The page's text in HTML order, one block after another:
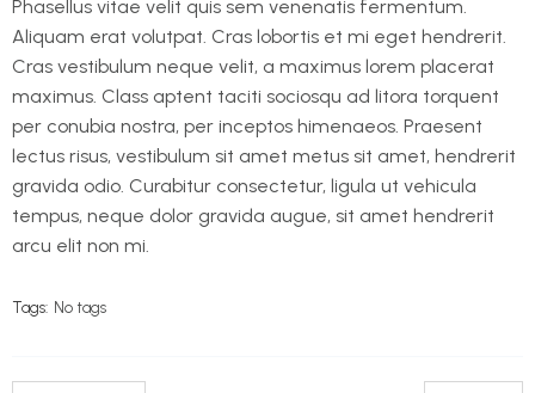
Phasellus vitae velit quis sem venenatis fermentum.
Aliquam erat volutpat. Cras lobortis et mi eget hendrerit.
Cras vestibulum neque velit, a maximus lorem placerat
maximus. Class aptent taciti sociosqu ad litora torquent
per conubia nostra, per inceptos himenaeos. Praesent
lectus risus, vestibulum sit amet metus sit amet, hendrerit
gravida odio. Curabitur consectetur, ligula ut vehicula
tempus, neque dolor gravida augue, sit amet hendrerit
arcu elit non mi.
Tags: No tags